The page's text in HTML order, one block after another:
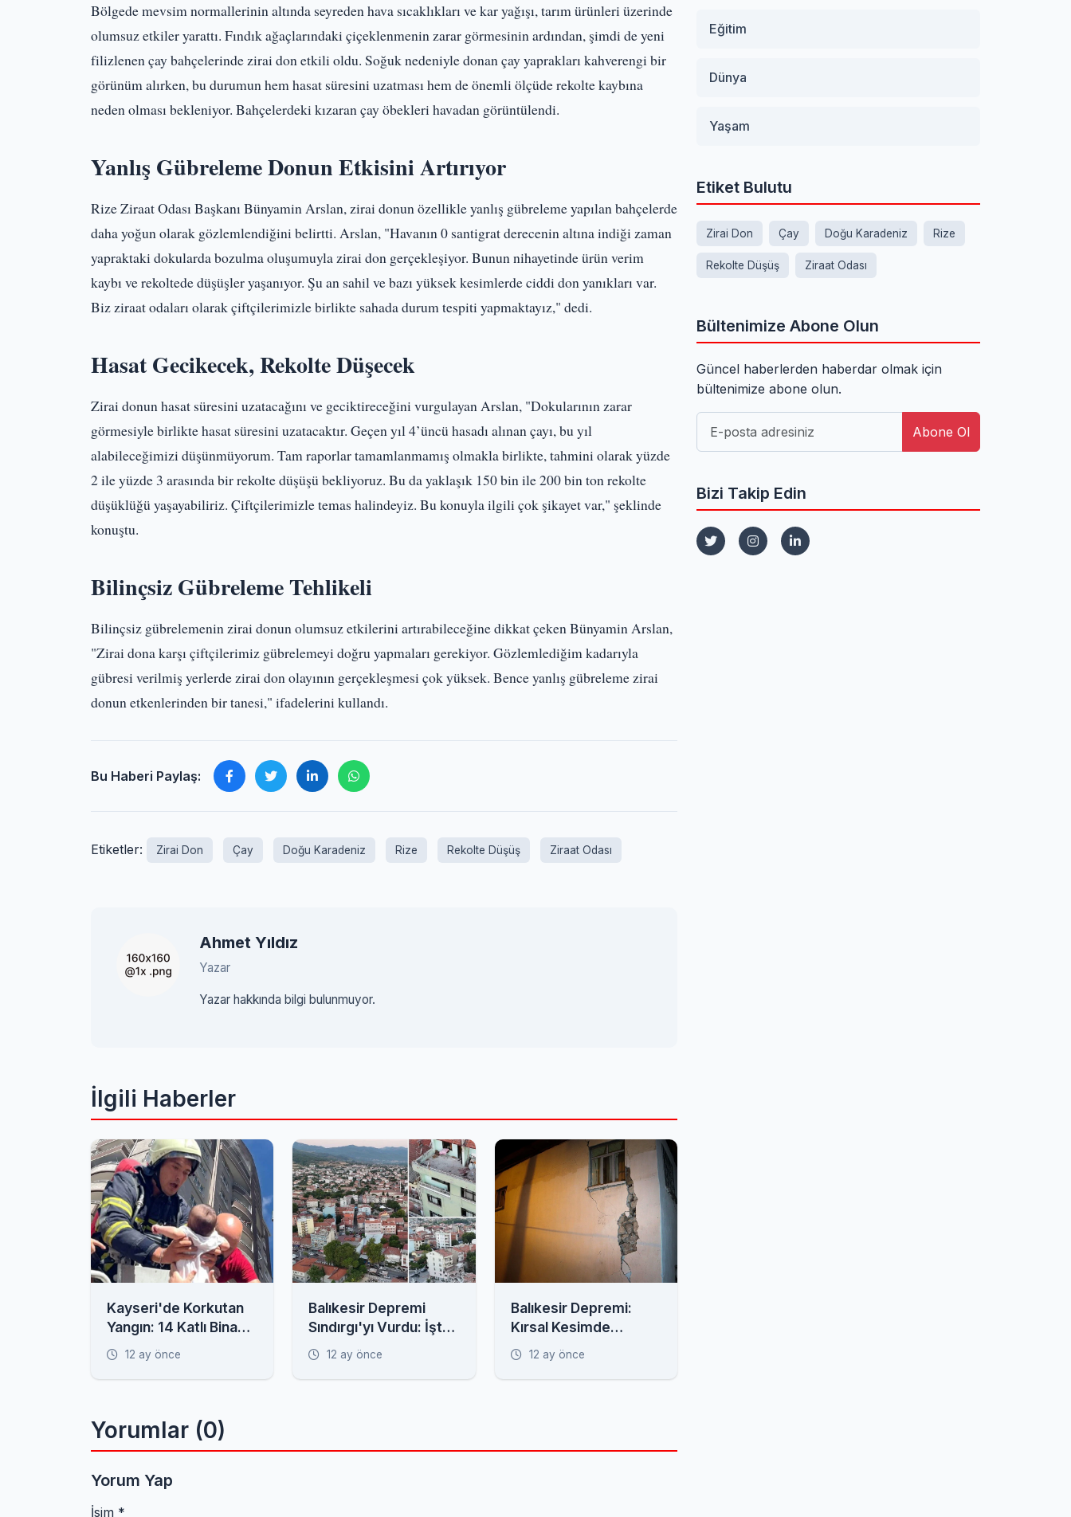
Bölgede mevsim normallerinin altında seyreden hava sıcaklıkları ve kar yağışı, tarım ürünleri üzerinde
olumsuz etkiler yarattı. Fındık ağaçlarındaki çiçeklenmenin zarar görmesinin ardından, şimdi de yeni
filizlenen çay bahçelerinde zirai don etkili oldu. Soğuk nedeniyle donan çay yaprakları kahverengi bir
görünüm alırken, bu durumun hem hasat süresini uzatması hem de önemli ölçüde rekolte kaybına
neden olması bekleniyor. Bahçelerdeki kızaran çay öbekleri havadan görüntülendi.
Yanlış Gübreleme Donun Etkisini Artırıyor
Rize Ziraat Odası Başkanı Bünyamin Arslan, zirai donun özellikle yanlış gübreleme yapılan bahçelerde
daha yoğun olarak gözlemlendiğini belirtti. Arslan, "Havanın 0 santigrat derecenin altına indiği zaman
yapraktaki dokularda bozulma oluşumuyla zirai don gerçekleşiyor. Bunun nihayetinde ürün verim
kaybı ve rekoltede düşüşler yaşanıyor. Şu an sahil ve bazı yüksek kesimlerde ciddi don yanıkları var.
Biz ziraat odaları olarak çiftçilerimizle birlikte sahada durum tespiti yapmaktayız," dedi.
Hasat Gecikecek, Rekolte Düşecek
Zirai donun hasat süresini uzatacağını ve geciktireceğini vurgulayan Arslan, "Dokularının zarar
görmesiyle birlikte hasat süresini uzatacaktır. Geçen yıl 4’üncü hasadı alınan çayı, bu yıl
alabileceğimizi düşünmüyorum. Tam raporlar tamamlanmamış olmakla birlikte, tahmini olarak yüzde
2 ile yüzde 3 arasında bir rekolte düşüşü bekliyoruz. Bu da yaklaşık 150 bin ile 200 bin ton rekolte
düşüklüğü yaşayabiliriz. Çiftçilerimizle temas halindeyiz. Bu konuyla ilgili çok şikayet var," şeklinde
konuştu.
Bilinçsiz Gübreleme Tehlikeli
Bilinçsiz gübrelemenin zirai donun olumsuz etkilerini artırabileceğine dikkat çeken Bünyamin Arslan,
"Zirai dona karşı çiftçilerimiz gübrelemeyi doğru yapmaları gerekiyor. Gözlemlediğim kadarıyla
gübresi verilmiş yerlerde zirai don olayının gerçekleşmesi çok yüksek. Bence yanlış gübreleme zirai
donun etkenlerinden bir tanesi," ifadelerini kullandı.
Bu Haberi Paylaş:
Etiketler: Zirai Don Çay Doğu Karadeniz Rize Rekolte Düşüş Ziraat Odası
Ahmet Yıldız
Yazar
Yazar hakkında bilgi bulunmuyor.
İlgili Haberler
Kayseri'de Korkutan
Yangın: 14 Katlı Bina
Alevlere Teslim,
Mahsur Kalanlar Var!
12 ay önce
Balıkesir Depremi
Sındırgı'yı Vurdu: İşte
Havadan Görüntüler
12 ay önce
Balıkesir Depremi:
Kırsal Kesimde
Evlerde Derin
Çatlaklar Oluştu,
Minare Yıkıldı
12 ay önce
Yorumlar (0)
Yorum Yap
İsim *
Eğitim
Dünya
Yaşam
Etiket Bulutu
Zirai Don Çay Doğu Karadeniz Rize
Rekolte Düşüş Ziraat Odası
Bültenimize Abone Olun
Güncel haberlerden haberdar olmak için
bültenimize abone olun.
Abone Ol
Bizi Takip Edin